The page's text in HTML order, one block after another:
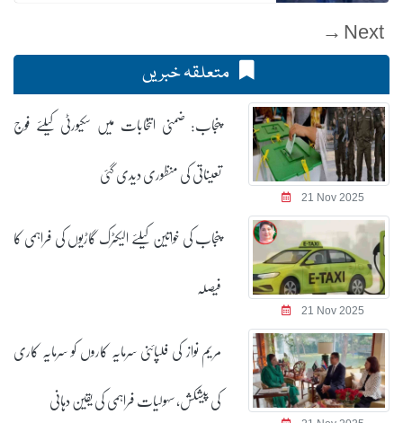
Next →
متعلقہ خبریں
21 Nov 2025
پنجاب: ضمنی انتخابات میں سکیورٹی کیلئے فوج
تعیناتی کی منظوری دیدی گئی
21 Nov 2025
پنجاب کی خواتین کیلئے الیکٹرک گاڑیوں کی فراہمی کا
فیصلہ
مریم نواز کی فلپائنی سرمایہ کاروں کو سرمایہ کاری
کی پیشکش، سہولیات فراہمی کی یقین دہانی